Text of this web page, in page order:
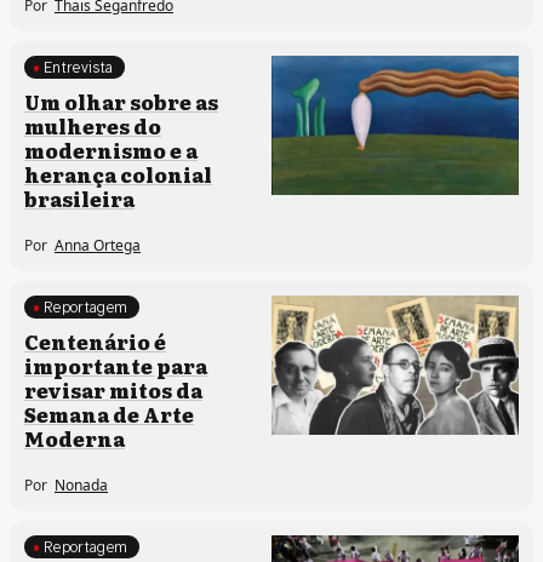
Por Thais Seganfredo
Entrevista
Memória e patrimônio
Um olhar sobre as
mulheres do
modernismo e a
herança colonial
brasileira
Por Anna Ortega
Memória e patrimônio
Reportagem
Centenário é
importante para
revisar mitos da
Semana de Arte
Moderna
Por Nonada
Reportagem